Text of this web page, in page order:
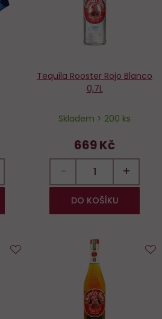
Tequila Rooster Rojo Blanco
0,7L
Skladem > 200 ks
669 Kč
− +
DO KOŠÍKU